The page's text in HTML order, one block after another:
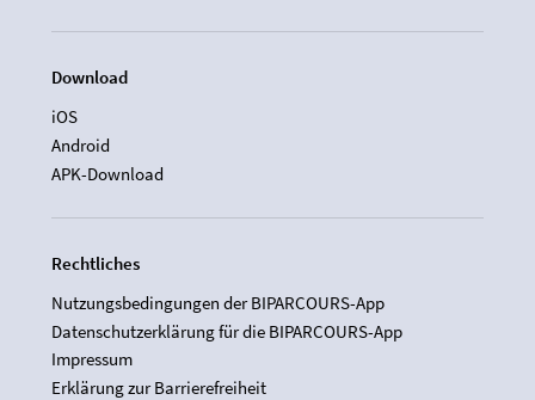
Download
iOS
Android
APK-Download
Rechtliches
Nutzungsbedingungen der BIPARCOURS-App
Datenschutzerklärung für die BIPARCOURS-App
Impressum
Erklärung zur Barrierefreiheit